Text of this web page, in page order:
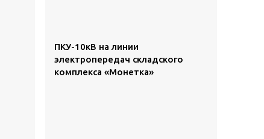
ПКУ-10кВ на линии
электропередач складского
комплекса «Монетка»